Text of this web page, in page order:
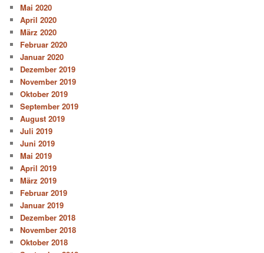
Mai 2020
April 2020
März 2020
Februar 2020
Januar 2020
Dezember 2019
November 2019
Oktober 2019
September 2019
August 2019
Juli 2019
Juni 2019
Mai 2019
April 2019
März 2019
Februar 2019
Januar 2019
Dezember 2018
November 2018
Oktober 2018